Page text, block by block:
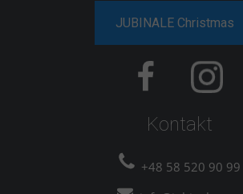
Kontakt
+48 58 520 90 99
JUBINALE Christmas